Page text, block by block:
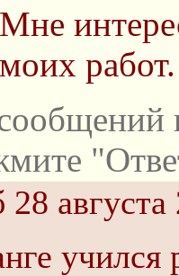
Мне
моих работ.
28
учился